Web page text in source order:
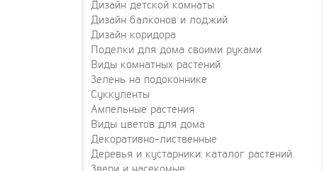
Дизайн детской комнаты
Дизайн балконов и лоджий
Дизайн коридора
Поделки для дома своими руками
Виды комнатных растений
Зелень на подоконнике
Суккуленты
Ампельные растения
Виды цветов для дома
Декоративно-лиственные
Деревья и кустарники: каталог растений
Звери и насекомые